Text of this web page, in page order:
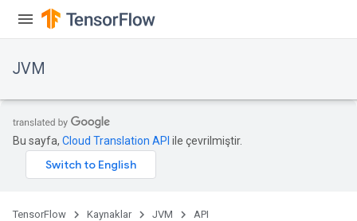
JVM
Bu sayfa, Cloud Translation API ile çevrilmiştir.
TensorFlow Kaynaklar JVM API